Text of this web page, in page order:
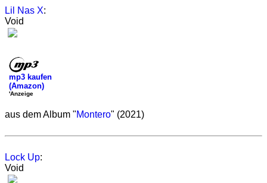
Lil Nas X:
Void
mp3 kaufen
(Amazon)
'Anzeige
aus dem Album "Montero" (2021)
Lock Up:
Void